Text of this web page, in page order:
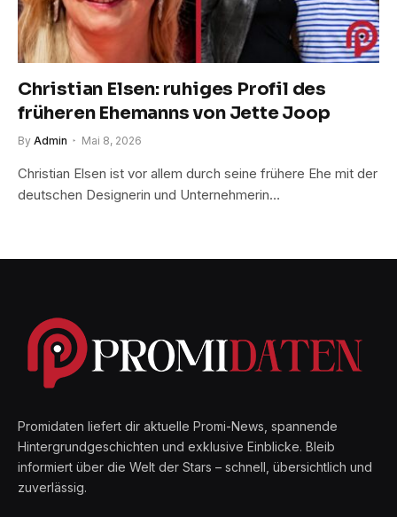
Christian Elsen: ruhiges Profil des
früheren Ehemanns von Jette Joop
By Admin Mai 8, 2026
Christian Elsen ist vor allem durch seine frühere Ehe mit der
deutschen Designerin und Unternehmerin…
Promidaten liefert dir aktuelle Promi-News, spannende
Hintergrundgeschichten und exklusive Einblicke. Bleib
informiert über die Welt der Stars – schnell, übersichtlich und
zuverlässig.